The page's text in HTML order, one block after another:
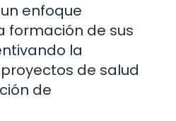
enfoque
formación de sus
la
de salud
de